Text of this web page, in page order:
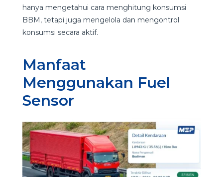
hanya mengetahui cara menghitung konsumsi
BBM, tetapi juga mengelola dan mengontrol
konsumsi secara aktif.
Manfaat
Menggunakan Fuel
Sensor